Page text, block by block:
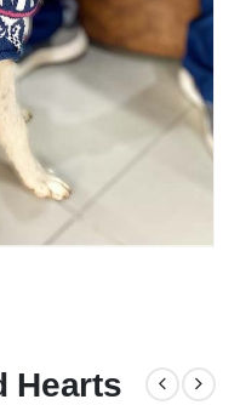
Hearts